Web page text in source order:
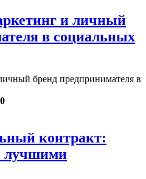
и личный
в социальных
бренд предпринимателя в
контракт:
лучшими